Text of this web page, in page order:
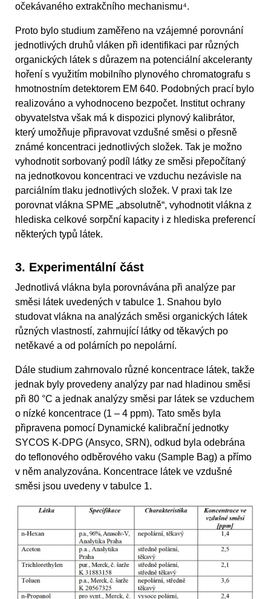
očekávaného extrakčního mechanismu⁴.
Proto bylo studium zaměřeno na vzájemné porovnání
jednotlivých druhů vláken při identifikaci par různých
organických látek s důrazem na potenciální akceleranty
hoření s využitím mobilního plynového chromatografu s
hmotnostním detektorem EM 640. Podobných prací bylo
realizováno a vyhodnoceno bezpočet. Institut ochrany
obyvatelstva však má k dispozici plynový kalibrátor,
který umožňuje připravovat vzdušné směsi o přesně
známé koncentraci jednotlivých složek. Tak je možno
vyhodnotit sorbovaný podíl látky ze směsi přepočítaný
na jednotkovou koncentraci ve vzduchu nezávisle na
parciálním tlaku jednotlivých složek. V praxi tak lze
porovnat vlákna SPME „absolutně“, vyhodnotit vlákna z
hlediska celkové sorpční kapacity i z hlediska preferencí
některých typů látek.
3. Experimentální část
Jednotlivá vlákna byla porovnávána při analýze par
směsi látek uvedených v tabulce 1. Snahou bylo
studovat vlákna na analýzách směsi organických látek
různých vlastností, zahrnující látky od těkavých po
netěkavé a od polárních po nepolární.
Dále studium zahrnovalo různé koncentrace látek, takže
jednak byly provedeny analýzy par nad hladinou směsi
při 80 °C a jednak analýzy směsi par látek se vzduchem
o nízké koncentrace (1 – 4 ppm). Tato směs byla
připravena pomocí Dynamické kalibrační jednotky
SYCOS K-DPG (Ansyco, SRN), odkud byla odebrána
do teflonového odběrového vaku (Sample Bag) a přímo
v něm analyzována. Koncentrace látek ve vzdušné
směsi jsou uvedeny v tabulce 1.